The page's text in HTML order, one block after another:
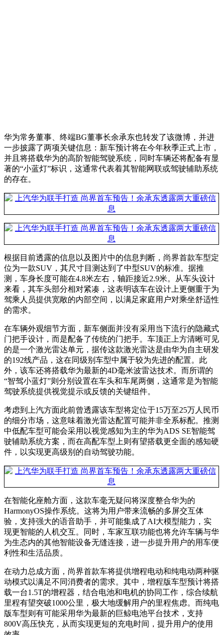
华为常务董事、终端BG董事长余承东也转发了该微博，并进
一步披露了两项关键信息：新车预计将在今年秋季正式上市，
并且将搭载华为的高阶智能驾驶系统，同时车辆还将配备有显
著的“小蓝灯”标识，这通常代表着其智能网联或驾驶辅助系统
的存在。
根据目前透露的信息以及图片中的信息判断，尚界首款车型定
位为一款SUV，其尺寸目测达到了中型SUV的标准。据推
测，车身长度可能在4.8米左右，轴距接近2.9米。从车头设计
来看，其车头部分相对紧凑，这表明该车在设计上更侧重于为
驾乘人员提供宽敞的内部空间，以满足家庭用户对乘坐舒适性
的需求。
在车辆外观细节方面，新车侧面并没有采用当下流行的隐藏式
门把手设计，而是配备了传统的门把手。车顶正上方清晰可见
的是一个激光雷达单元，据传这款激光雷达是由华为自主研发
的192线产品，这在同级别车型中属于较为先进的配置。此
外，该车还将搭载华为最新的4D毫米波雷达技术。而所谓的
“智驾小蓝灯”则分别设置在车头和车尾两侧，这通常是为智能
驾驶系统提供视觉提示或反馈的关键组件。
考虑到上汽方面此前曾透露该车型将定位于15万至25万人民币
的细分市场，这意味着激光雷达配置可能并非全系标配。推测
中低配车型可能会采用以视觉感知为主的华为ADS SE智能驾
驶辅助系统方案，而在高配车型上则有望搭载更全面的感知硬
件，以实现更高级别的自动驾驶功能。
在智能化座舱方面，这款车毫无疑问将深度整合华为的
HarmonyOS操作系统。这将为用户带来流畅的多屏交互体
验，支持强大的语音助手，并可能集成了AI大模型能力，实
现更智能的人机交互。同时，车家互联功能也将允许车辆与华
为生态内的其他智能设备无缝连接，进一步提升用户的用车便
利性和生活品质。
在动力总成方面，尚界首款车将提供增程电动和纯电动两种驱
动模式以满足不同消费者的需求。其中，增程版车型预计将搭
载一台1.5T的增程器，结合电池和电机的协同工作，综合续航
里程有望突破1000公里，极大地缓解用户的里程焦虑。而纯电
版车型则有可能采用华为最新的巨鲸电池平台技术，支持
800V高压快充，从而实现更短的充电时间，提升用户的使用